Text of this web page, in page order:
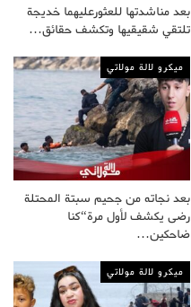
بعد مناشدتها للعثورعليهما خديجة
تلتقي شقيقيها وتكشف حقائق…
ميكرو لالة مولاتي
بعد نجاته من جحيم سبتة المحتلة
رضى يكشف لأول مرة“كنا
ضاحكين…
ميكرو لالة مولاتي